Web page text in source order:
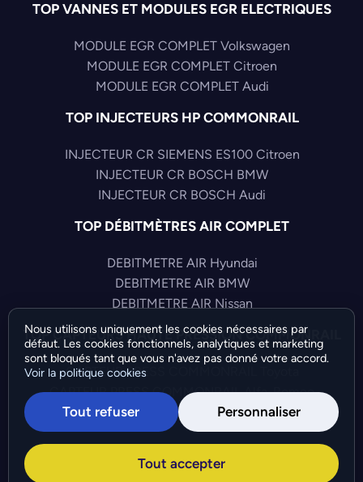
TOP VANNES ET MODULES EGR ELECTRIQUES
MODULE EGR COMPLET Volkswagen
MODULE EGR COMPLET Citroen
MODULE EGR COMPLET Audi
TOP INJECTEURS HP COMMONRAIL
INJECTEUR CR SIEMENS ES100 Citroen
INJECTEUR CR BOSCH BMW
INJECTEUR CR BOSCH Audi
TOP DÉBITMÈTRES AIR COMPLET
DEBITMETRE AIR Hyundai
DEBITMETRE AIR BMW
DEBITMETRE AIR Nissan
TOP CAPTEURS HAUTE PRESSION COMMONRAIL
CAPTEUR PRESS COMMONRAIL Toyota
CAPTEUR PRESS COMMONRAIL Alfa-Romeo
CAPTEUR PRESS COMMONRAIL Citroen
©Bresch SAS - Copyright 2026 - Tous droits réservés -
Préférences de cookies-Gérer mes cookies
Nous utilisons uniquement les cookies nécessaires par
défaut. Les cookies fonctionnels, analytiques et marketing
sont bloqués tant que vous n'avez pas donné votre accord.
Voir la politique cookies
Tout refuser Personnaliser
Tout accepter